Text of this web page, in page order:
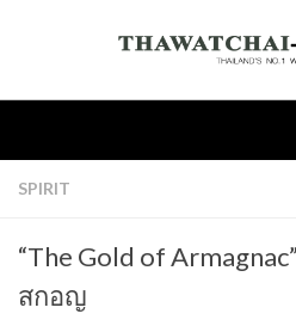
Home
Wine
Old World
SPIRIT
“The Gold of
สกอญ